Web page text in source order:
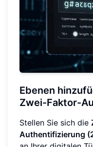
Ebenen
Zwei-Faktor-
Stellen Sie sich die
Authentifizierung